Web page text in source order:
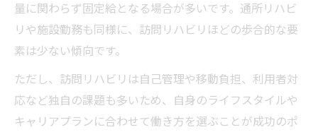
量に関わらず固定給となる場合が多いです。通所リハビ
リや施設勤務も同様に、訪問リハビリほどの歩合的な要
素は少ない傾向です。
ただし、訪問リハビリは自己管理や移動負担、利用者対
応など独自の課題も多いため、自身のライフスタイルや
キャリアプランに合わせて働き方を選ぶことが成功のポ